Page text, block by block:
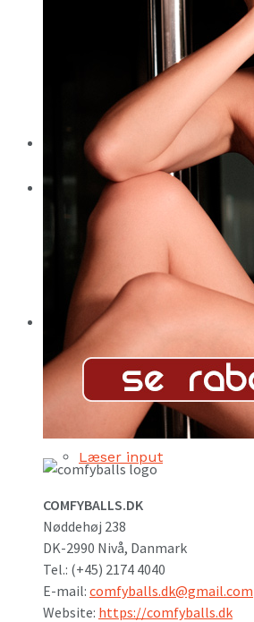
Vegetar retter
Magasinet
Partnere
Bliv Fitnews PRO partner
Om os
OmFitnews.dk
Sådan bruger du Fitnews
Læser input
COMFYBALLS.DK
Nøddehøj 238
DK-2990 Nivå, Danmark
Tel.: (+45) 2174 4040
E-mail: comfyballs.dk@gmail.com
Website: https://comfyballs.dk